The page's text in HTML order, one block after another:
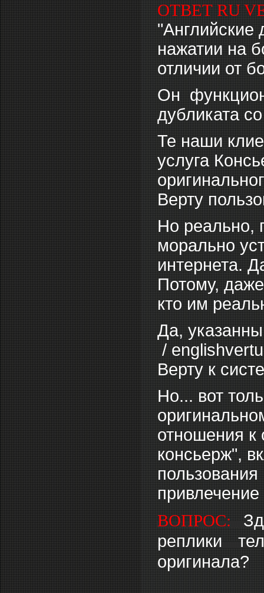
ОТВЕТ RU
"Английские
нажатии на
отличии от
Он
дубликата
Те наши
услуга
Верту
Но реально,
морально
интернета.
Потому,
кто им
Да,
/
Верту к
Но... вот
отношения к
консьерж",
привлечение
ВОПРОС:
реплики
оригинала?